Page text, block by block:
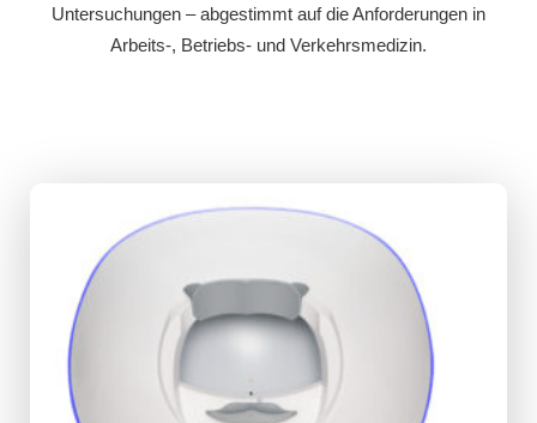
Untersuchungen – abgestimmt auf die Anforderungen in
Arbeits-, Betriebs- und Verkehrsmedizin.